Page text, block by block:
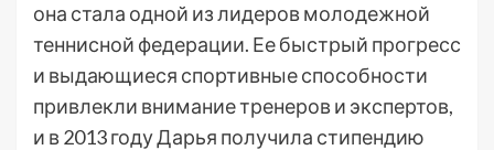
она стала одной из лидеров молодежной
теннисной федерации. Ее быстрый прогресс
и выдающиеся спортивные способности
привлекли внимание тренеров и экспертов,
и в 2013 году Дарья получила стипендию